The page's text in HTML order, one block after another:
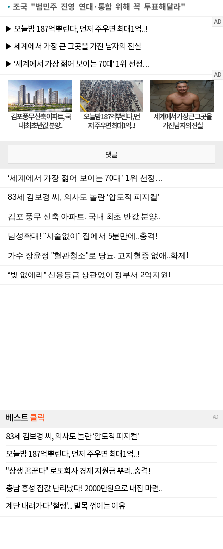
조국 "범민주 진영 연대·통합 위해 꼭 투표해달라"
댓글